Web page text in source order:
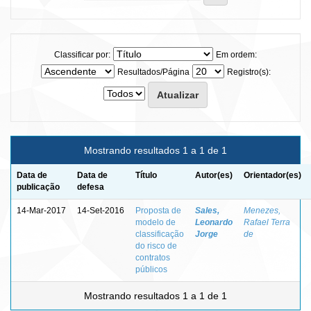
Classificar por:
Em ordem:
Resultados/Página
Registro(s):
Mostrando resultados 1 a 1 de 1
Data de
publicação
Data de
defesa
Título Autor(es) Orientador(es)
14-Mar-2017 14-Set-2016
Proposta de
modelo de
classificação
do risco de
contratos
públicos
Sales,
Leonardo
Jorge
Menezes,
Rafael Terra
de
Mostrando resultados 1 a 1 de 1